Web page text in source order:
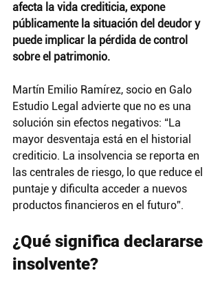
afecta la vida crediticia, expone
públicamente la situación del deudor y
puede implicar la pérdida de control
sobre el patrimonio.
Martín Emilio Ramírez, socio en Galo
Estudio Legal advierte que no es una
solución sin efectos negativos: “La
mayor desventaja está en el historial
crediticio. La insolvencia se reporta en
las centrales de riesgo, lo que reduce el
puntaje y dificulta acceder a nuevos
productos financieros en el futuro”.
¿Qué significa declararse
insolvente?